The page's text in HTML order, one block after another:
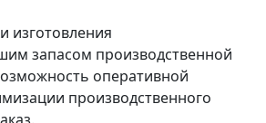
изготовления
запасом производственной
оперативной
производственного